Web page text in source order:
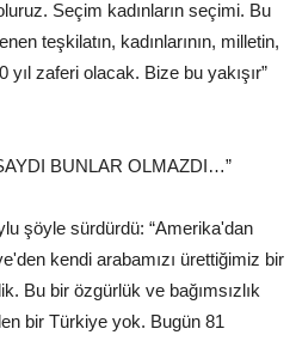
Seçim kadınların seçimi. Bu
teşkilatın, kadınlarının, milletin,
zaferi olacak. Bize bu yakışır”
BUNLAR OLMAZDI…”
şöyle sürdürdü: “Amerika'dan
kendi arabamızı ürettiğimiz bir
Bu bir özgürlük ve bağımsızlık
bir Türkiye yok. Bugün 81